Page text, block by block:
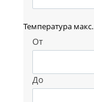
Температура макс.
От
До